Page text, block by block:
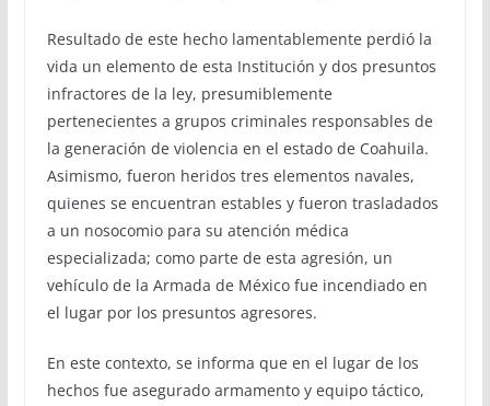
Resultado de este hecho lamentablemente perdió la
vida un elemento de esta Institución y dos presuntos
infractores de la ley, presumiblemente
pertenecientes a grupos criminales responsables de
la generación de violencia en el estado de Coahuila.
Asimismo, fueron heridos tres elementos navales,
quienes se encuentran estables y fueron trasladados
a un nosocomio para su atención médica
especializada; como parte de esta agresión, un
vehículo de la Armada de México fue incendiado en
el lugar por los presuntos agresores.
En este contexto, se informa que en el lugar de los
hechos fue asegurado armamento y equipo táctico,